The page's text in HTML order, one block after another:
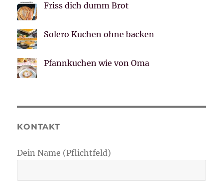
Friss dich dumm Brot
Solero Kuchen ohne backen
Pfannkuchen wie von Oma
KONTAKT
Dein Name (Pflichtfeld)